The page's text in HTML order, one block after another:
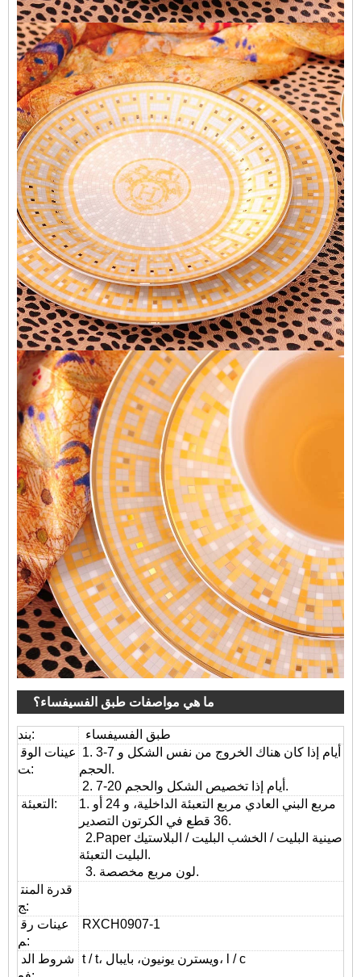
ما هي مواصفات طبق الفسيفساء؟
بند:
طبق الفسيفساء
ت:
1. 3-7 أيام إذا كان هناك الخروج من نفس الشكل و
الحجم.
2. 7-20 أيام إذا تخصيص الشكل والحجم.
التعبئة:
1. مربع البني العادي مربع التعبئة الداخلية، و 24 أو
36 قطع في الكرتون التصدير.
2.Paper صينية البليت / الخشب البليت / البلاستيك
البليت التعبئة.
3. لون مربع مخصصة.
ج:
م:
RXCH0907-1
t / t، ويسترن يونيون، بايبال، l / c